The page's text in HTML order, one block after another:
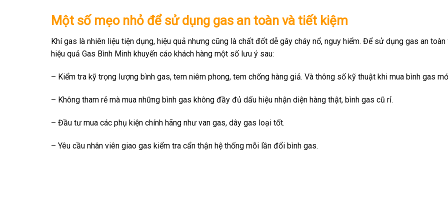
Một số mẹo nhỏ để sử dụng gas an toàn và tiết kiệm
Khí gas là nhiên liệu tiện dụng, hiệu quả nhưng cũng là chất đốt dễ gây cháy nổ, nguy hiểm. Để sử dụng gas an toàn
hiệu quả Gas Bình Minh khuyến cáo khách hàng một số lưu ý sau:
– Kiểm tra kỹ trọng lượng bình gas, tem niêm phong, tem chống hàng giả. Và thông số kỹ thuật khi mua bình gas
– Không tham rẻ mà mua những bình gas không đầy đủ dấu hiệu nhận diện hàng thật, bình gas cũ rỉ.
– Đầu tư mua các phụ kiện chính hãng như van gas, dây gas loại tốt.
– Yêu cầu nhân viên giao gas kiểm tra cẩn thận hệ thống mỗi lần đổi bình gas.